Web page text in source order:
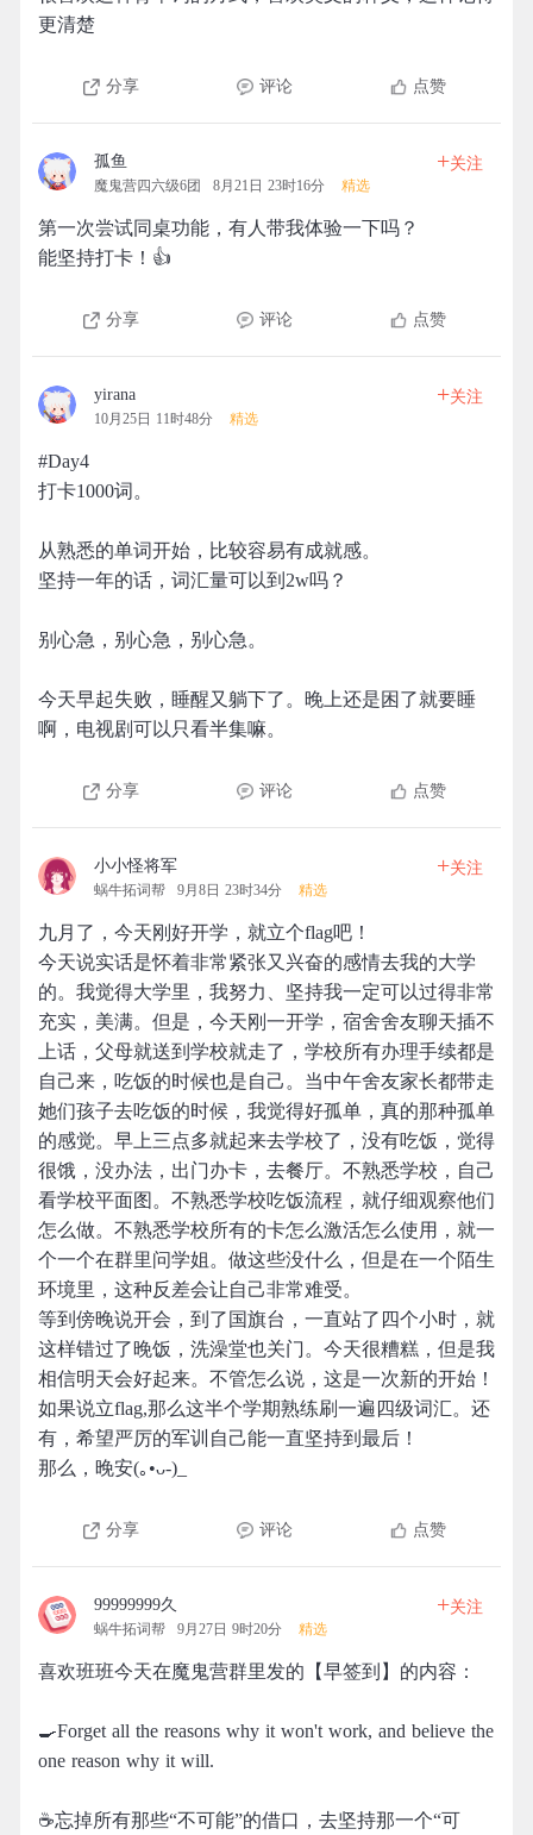
更清楚
分享 评论 点赞
孤鱼
魔鬼营四六级6团 8月21日 23时16分 精选
+关注
第一次尝试同桌功能，有人带我体验一下吗？
能坚持打卡！👍
分享 评论 点赞
yirana
10月25日 11时48分 精选
+关注
#Day4
打卡1000词。
从熟悉的单词开始，比较容易有成就感。
坚持一年的话，词汇量可以到2w吗？
别心急，别心急，别心急。
今天早起失败，睡醒又躺下了。晚上还是困了就要睡
啊，电视剧可以只看半集嘛。
分享 评论 点赞
小小怪将军
蜗牛拓词帮 9月8日 23时34分 精选
+关注
九月了，今天刚好开学，就立个flag吧！
今天说实话是怀着非常紧张又兴奋的感情去我的大学
的。我觉得大学里，我努力、坚持我一定可以过得非常
充实，美满。但是，今天刚一开学，宿舍舍友聊天插不
上话，父母就送到学校就走了，学校所有办理手续都是
自己来，吃饭的时候也是自己。当中午舍友家长都带走
她们孩子去吃饭的时候，我觉得好孤单，真的那种孤单
的感觉。早上三点多就起来去学校了，没有吃饭，觉得
很饿，没办法，出门办卡，去餐厅。不熟悉学校，自己
看学校平面图。不熟悉学校吃饭流程，就仔细观察他们
怎么做。不熟悉学校所有的卡怎么激活怎么使用，就一
个一个在群里问学姐。做这些没什么，但是在一个陌生
环境里，这种反差会让自己非常难受。
等到傍晚说开会，到了国旗台，一直站了四个小时，就
这样错过了晚饭，洗澡堂也关门。今天很糟糕，但是我
相信明天会好起来。不管怎么说，这是一次新的开始！
如果说立flag,那么这半个学期熟练刷一遍四级词汇。还
有，希望严厉的军训自己能一直坚持到最后！
那么，晚安(｡•ᴗ-)_
分享 评论 点赞
99999999久
蜗牛拓词帮 9月27日 9时20分 精选
+关注
喜欢班班今天在魔鬼营群里发的【早签到】的内容：
🍳Forget all the reasons why it won't work, and believe the
one reason why it will.
☕忘掉所有那些“不可能”的借口，去坚持那一个“可